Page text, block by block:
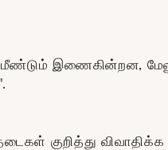
மீண்டும் இணைகின்றன,
குறித்து